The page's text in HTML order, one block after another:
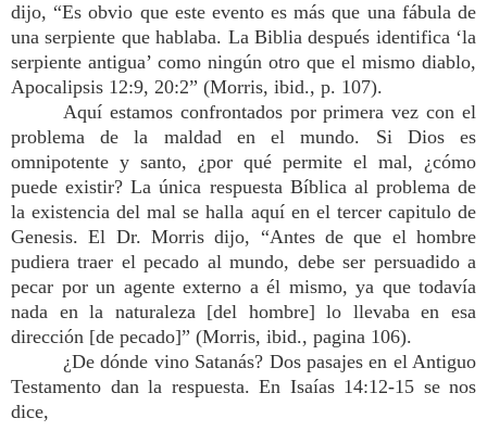
dijo, “Es obvio que este evento es más que una fábula de
una serpiente que hablaba. La Biblia después identifica ‘la
serpiente antigua’ como ningún otro que el mismo diablo,
Apocalipsis 12:9, 20:2” (Morris, ibid., p. 107).
Aquí estamos confrontados por primera vez con el
problema de la maldad en el mundo. Si Dios es
omnipotente y santo, ¿por qué permite el mal, ¿cómo
puede existir? La única respuesta Bíblica al problema de
la existencia del mal se halla aquí en el tercer capitulo de
Genesis. El Dr. Morris dijo, “Antes de que el hombre
pudiera traer el pecado al mundo, debe ser persuadido a
pecar por un agente externo a él mismo, ya que todavía
nada en la naturaleza [del hombre] lo llevaba en esa
dirección [de pecado]” (Morris, ibid., pagina 106).
¿De dónde vino Satanás? Dos pasajes en el Antiguo
Testamento dan la respuesta. En Isaías 14:12-15 se nos
dice,